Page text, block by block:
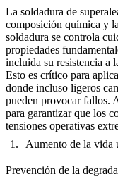
La soldadura de
composición química y
soldadura se controla
propiedades
incluida su resistencia a
Esto es crítico para
donde incluso ligeros
pueden provocar fallos.
para garantizar que los
tensiones operativas
Aumento de la vida
Prevención de la